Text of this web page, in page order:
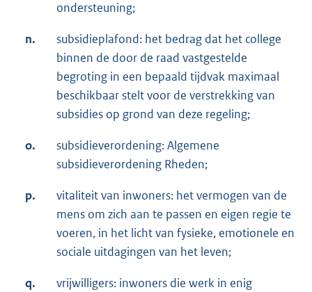
ondersteuning;
n.
subsidieplafond: het bedrag dat het college
binnen de door de raad vastgestelde
begroting in een bepaald tijdvak maximaal
beschikbaar stelt voor de verstrekking van
subsidies op grond van deze regeling;
o.
subsidieverordening: Algemene
subsidieverordening Rheden;
p.
vitaliteit van inwoners: het vermogen van de
mens om zich aan te passen en eigen regie te
voeren, in het licht van fysieke, emotionele en
sociale uitdagingen van het leven;
q.
vrijwilligers: inwoners die werk in enig